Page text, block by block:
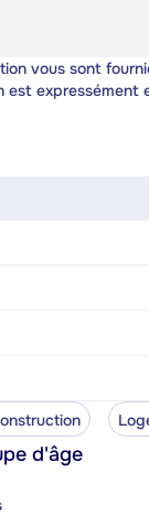
vous sont
est expressément
d'âge